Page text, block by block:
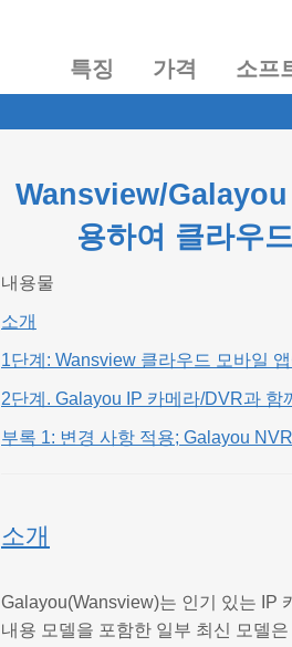
특징 가격 소프
Wansview/Galayou
용하여 클라우
내용물
소개
1단계: Wansview 클라우드 모바일
2단계. Galayou IP 카메라/DVR과
부록 1: 변경 사항 적용; Galayou
소개
Galayou(Wansview)는 인기 있는 IP
내용 모델을 포함한 일부 최신 모델